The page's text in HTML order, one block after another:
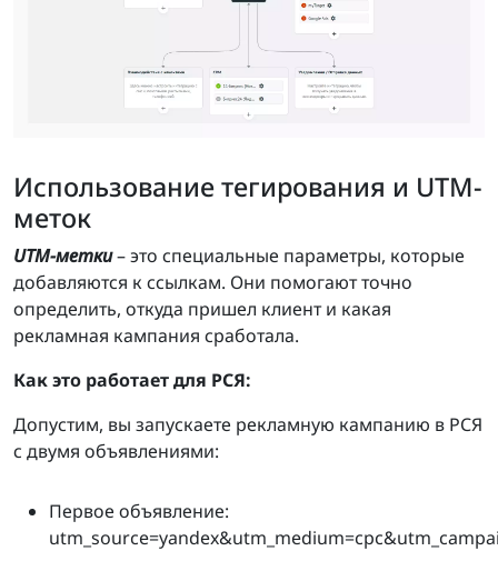
Использование тегирования и UTM-
меток
UTM-метки– это специальные параметры, которые
добавляются к ссылкам. Они помогают точно
определить, откуда пришел клиент и какая
рекламная кампания сработала.
Как это работает для РСЯ:
Допустим, вы запускаете рекламную кампанию в РСЯ
с двумя объявлениями:
Первое объявление: